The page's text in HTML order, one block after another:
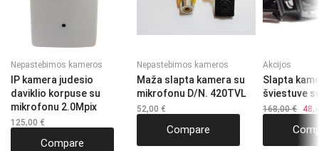
Nepastebimos kameros
IP kamera judesio
daviklio korpuse su
mikrofonu 2.0Mpix
125,00 €
Compare
Nepastebimos kameros
Maža slapta kamera su
mikrofonu D/N. 420TVL
52,00€
Compare
Akcijos
Slapta
šviestuve
168,00€
was: